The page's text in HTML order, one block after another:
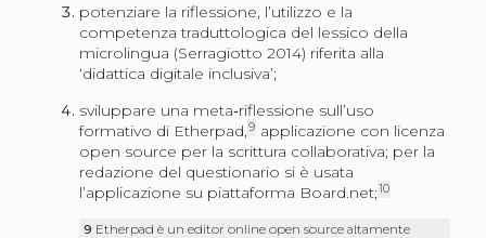
potenziare la riflessione, l’utilizzo e la
competenza traduttologica del lessico della
microlingua (Serragiotto 2014) riferita alla
‘didattica digitale inclusiva’;
sviluppare una meta‑riflessione sull’uso
formativo di Etherpad,9 applicazione con licenza
open source per la scrittura collaborativa; per la
redazione del questionario si è usata
l’applicazione su piattaforma Board.net;10
9 Etherpad è un editor online open source altamente